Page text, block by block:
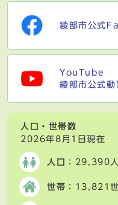
綾部市公式
YouTube
綾部市公式
人口・世帯数
2026年8月1日現在
人口 ：29,390人
世帯 ：13,821